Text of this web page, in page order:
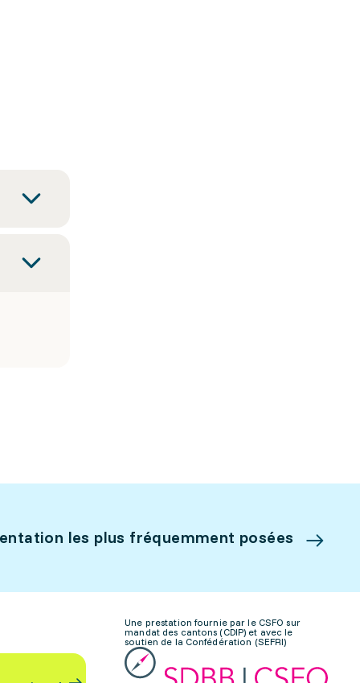
les plus fréquemment posées
Une prestation fournie par le CSFO sur
mandat des cantons (CDIP) et avec le
soutien de la Confédération (SEFRI)